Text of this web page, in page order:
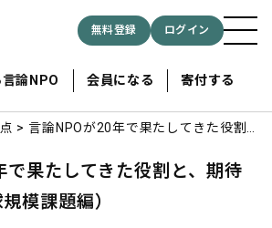
無料登録 ログイン
論NPO 会員になる 寄付する
言論NPOが20年で果たしてきた役割
で果たしてきた役割と、期待
模課題編）